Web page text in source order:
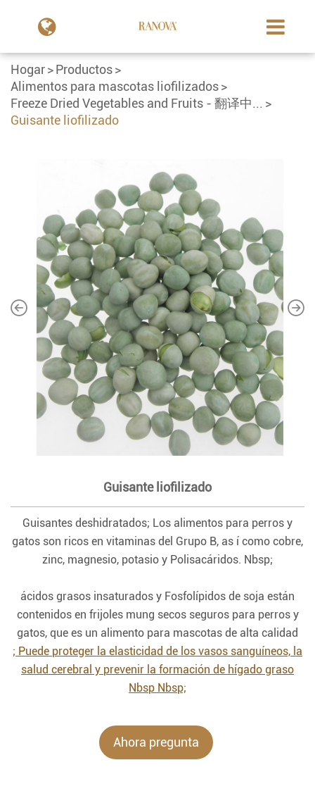
Hogar
Productos
Alimentos para mascotas liofilizados
Freeze Dried Vegetables and Fruits - 翻译中...
Guisante liofilizado
Guisante liofilizado
Guisantes deshidratados; Los alimentos para perros y
gatos son ricos en vitaminas del Grupo B, as í como cobre,
zinc, magnesio, potasio y Polisacáridos. Nbsp;
ácidos grasos insaturados y Fosfolípidos de soja están
contenidos en frijoles mung secos seguros para perros y
gatos, que es un alimento para mascotas de alta calidad
; Puede proteger la elasticidad de los vasos sanguíneos, la
salud cerebral y prevenir la formación de hígado graso
Nbsp Nbsp;
Ahora pregunta